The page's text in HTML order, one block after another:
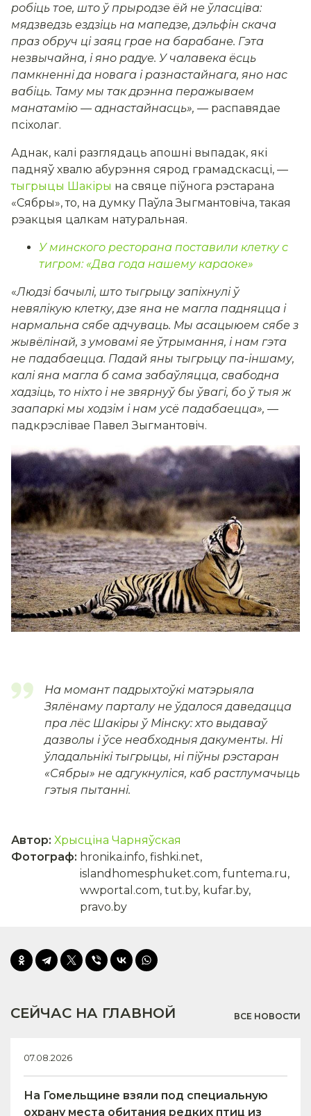
робіць тое, што ў прыродзе ёй не ўласціва:
мядзведзь ездзіць на мапедзе, дэльфін скача
праз обруч ці заяц грае на барабане. Гэта
незвычайна, і яно радуе. У чалавека ёсць
памкненні да новага і разнастайнага, яно нас
вабіць. Таму мы так дрэнна перажываем
манатамію — аднастайнасць», — распавядае
псіхолаг.
Аднак, калі разглядаць апошні выпадак, які
падняў хвалю абурэння сярод грамадскасці, —
тыгрыцы Шакіры на свяце піўнога рэстарана
«Сябры», то, на думку Паўла Зыгмантовіча, такая
рэакцыя цалкам натуральная.
У минского ресторана поставили клетку с
тигром: «Два года нашему караоке»
«Людзі бачылі, што тыгрыцу запіхнулі ў
невялікую клетку, дзе яна не магла падняцца і
нармальна сябе адчуваць. Мы асацыюем сябе з
жывёлінай, з умовамі яе ўтрымання, і нам гэта
не падабаецца. Падай яны тыгрыцу па-іншаму,
калі яна магла б сама забаўляцца, свабодна
хадзіць, то ніхто і не звярнуў бы ўвагі, бо ў тыя ж
заапаркі мы ходзім і нам усё падабаецца», —
падкрэслівае Павел Зыгмантовіч.
На момант падрыхтоўкі матэрыяла
Зялёнаму парталу не ўдалося даведацца
пра лёс Шакіры ў Мінску: хто выдаваў
дазволы і ўсе неабходныя дакументы. Ні
ўладальнікі тыгрыцы, ні піўны рэстаран
«Сябры» не адгукнуліся, каб растлумачыць
гэтыя пытанні.
Автор: Хрысціна Чарняўская
Фотограф: hronika.info, fishki.net,
islandhomesphuket.com, funtema.ru,
wwportal.com, tut.by, kufar.by,
pravo.by
СЕЙЧАС НА ГЛАВНОЙ ВСЕ НОВОСТИ
07.08.2026
На Гомельщине взяли под специальную
охрану места обитания редких птиц из